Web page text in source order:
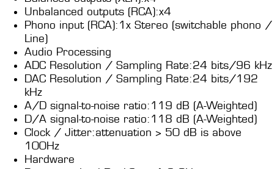
Unbalanced outputs (RCA):x4
Phono input (RCA):1x Stereo (switchable phono /
Line)
Audio Processing
ADC Resolution / Sampling Rate:24 bits/96 kHz
DAC Resolution / Sampling Rate:24 bits/192
kHz
A/D signal-to-noise ratio:119 dB (A-Weighted)
D/A signal-to-noise ratio:118 dB (A-Weighted)
Clock / Jitter:attenuation > 50 dB is above
100Hz
Hardware